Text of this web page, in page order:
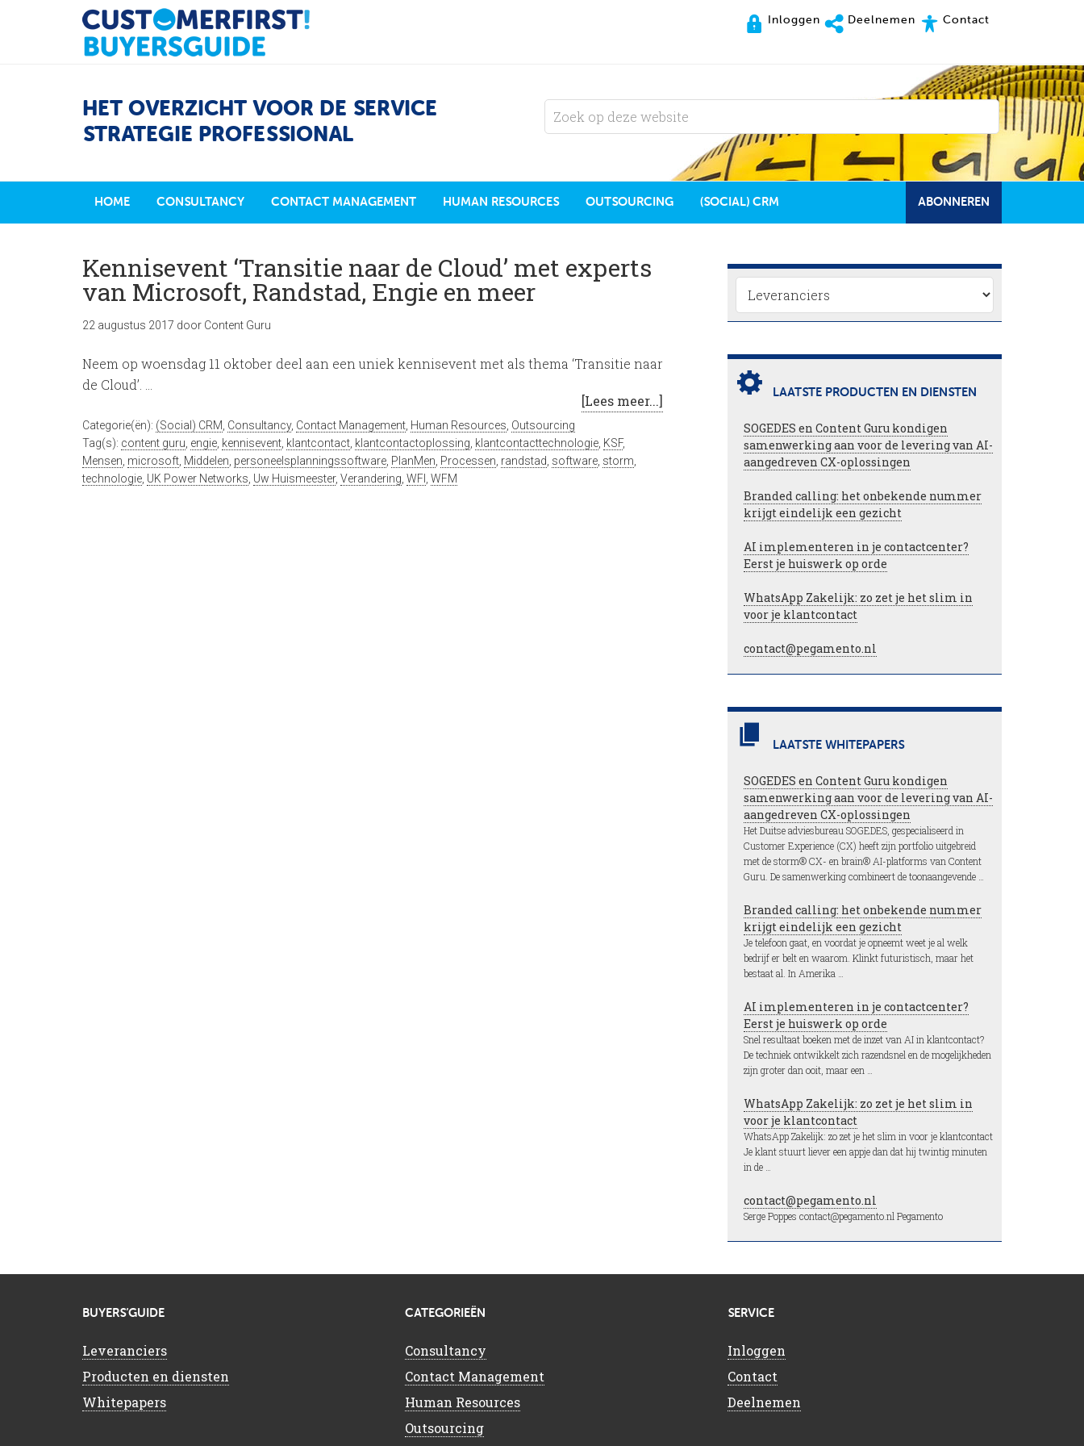
Inloggen Deelnemen Contact
HET OVERZICHT VOOR DE SERVICE
STRATEGIE PROFESSIONAL
HOME CONSULTANCY CONTACT MANAGEMENT HUMAN RESOURCES OUTSOURCING (SOCIAL) CRM ABONNEREN
Kennisevent ‘Transitie naar de Cloud’ met experts
van Microsoft, Randstad, Engie en meer
22 augustus 2017 door Content Guru
Neem op woensdag 11 oktober deel aan een uniek kennisevent met als thema ‘Transitie naar
de Cloud’. …
[Lees meer...]
Categorie(ën): (Social) CRM Consultancy, Contact Management Human Resources Outsourcing
Tag(s): content guru engie kennisevent klantcontact klantcontactoplossing klantcontacttechnologie KSF,
Mensen microsoft Middelen personeelsplanningssoftware PlanMen Processen randstad software storm
technologie UK Power Networks Uw Huismeester, Verandering WFI WFM
LAATSTE PRODUCTEN EN DIENSTEN
SOGEDES en Content Guru kondigen
samenwerking aan voor de levering van AI-
aangedreven CX-oplossingen
Branded calling: het onbekende nummer
krijgt eindelijk een gezicht
AI implementeren in je contactcenter?
Eerst je huiswerk op orde
WhatsApp Zakelijk: zo zet je het slim in
voor je klantcontact
contact@pegamento.nl
LAATSTE WHITEPAPERS
SOGEDES en Content Guru kondigen
samenwerking aan voor de levering van AI-
aangedreven CX-oplossingen
Het Duitse adviesbureau SOGEDES, gespecialiseerd in
Customer Experience (CX) heeft zijn portfolio uitgebreid
met de storm® CX- en brain® AI-platforms van Content
Guru. De samenwerking combineert de toonaangevende …
Branded calling: het onbekende nummer
krijgt eindelijk een gezicht
Je telefoon gaat, en voordat je opneemt weet je al welk
bedrijf er belt en waarom. Klinkt futuristisch, maar het
bestaat al. In Amerika …
AI implementeren in je contactcenter?
Eerst je huiswerk op orde
Snel resultaat boeken met de inzet van AI in klantcontact?
De techniek ontwikkelt zich razendsnel en de mogelijkheden
zijn groter dan ooit, maar een …
WhatsApp Zakelijk: zo zet je het slim in
voor je klantcontact
WhatsApp Zakelijk: zo zet je het slim in voor je klantcontact
Je klant stuurt liever een appje dan dat hij twintig minuten
in de …
contact@pegamento.nl
Serge Poppes contact@pegamento.nl Pegamento
BUYERS’GUIDE
Leveranciers
Producten en diensten
Whitepapers
CATEGORIEËN
Consultancy
Contact Management
Human Resources
Outsourcing
SERVICE
Inloggen
Contact
Deelnemen